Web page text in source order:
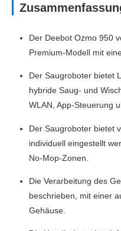
Der Deebot Ozmo 950
Premium-Modell mit
Der Saugroboter bietet
hybride Saug- und
WLAN, App-Steuerung
Der Saugroboter bietet
individuell eingestellt
No-Mop-Zonen.
Die Verarbeitung des
beschrieben, mit einer
Gehäuse.